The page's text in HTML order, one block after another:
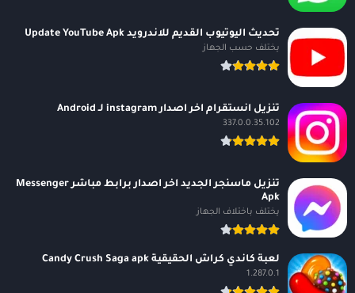
تحديث اليوتيوب القديم للاندرويد Update YouTube Apk
يختلف حسب الجهاز
تنزيل انستقرام اخر اصدار instagram لـ Android
337.0.0.35.102
تنزيل ماسنجر الجديد اخر اصدار برابط مباشر Messenger
Apk
يختلف باختلاف الجهاز
لعبة كاندي كراش الحقيقية Candy Crush Saga apk
1.287.0.1